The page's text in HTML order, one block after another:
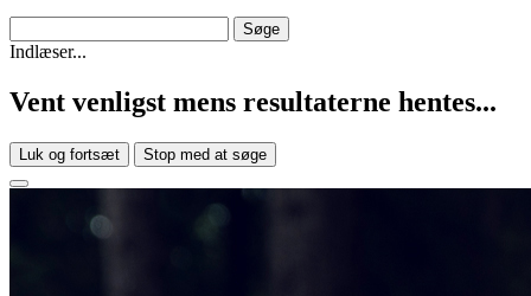
Indlæser...
Vent venligst mens resultaterne hentes...
Luk og fortsæt Stop med at søge